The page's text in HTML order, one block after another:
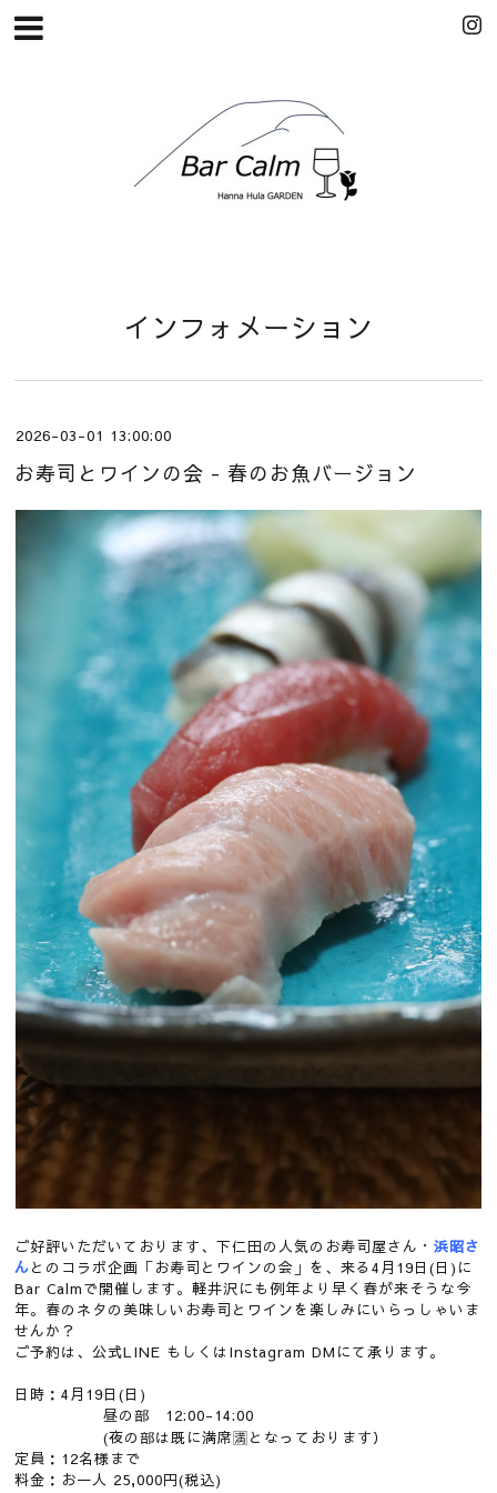
インフォメーション
2026-03-01 13:00:00
お寿司とワインの会 - 春のお魚バージョン
ご好評いただいております、下仁田の人気のお寿司屋さん・浜昭さ
ん とのコラボ企画「お寿司とワインの会」を、来る4月19日(日)に
Bar Calmで開催します。軽井沢にも例年より早く春が来そうな今
年。春のネタの美味しいお寿司とワインを楽しみにいらっしゃいま
せんか？
ご予約は、公式LINE もしくはInstagram DMにて承ります。
日時：4月19日(日)
昼の部 12:00-14:00
(夜の部は既に満席🈵となっております）
定員：12名様まで
料金：お一人 25,000円(税込)